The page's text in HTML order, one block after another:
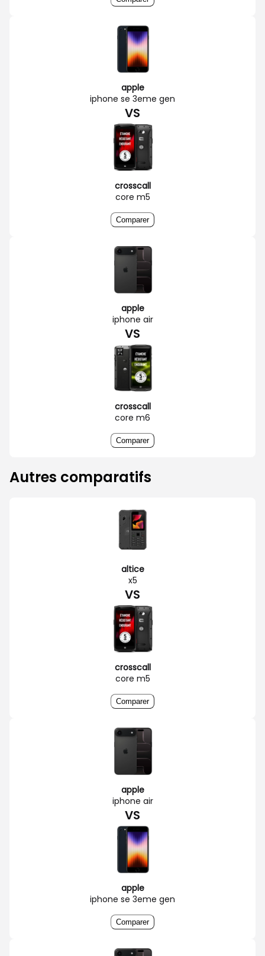
apple
iphone se 3eme gen
VS
crosscall
core m5
Comparer
apple
iphone air
VS
crosscall
core m6
Comparer
Autres comparatifs
altice
x5
VS
crosscall
core m5
Comparer
apple
iphone air
VS
apple
iphone se 3eme gen
Comparer